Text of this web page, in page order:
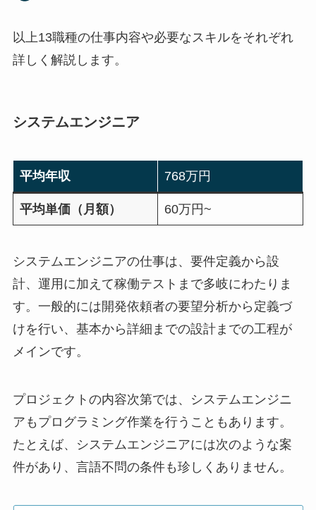
以上13職種の仕事内容や必要なスキルをそれぞれ
詳しく解説します。
システムエンジニア
平均年収 768万円
平均単価（月額） 60万円~
システムエンジニアの仕事は、要件定義から設
計、運用に加えて稼働テストまで多岐にわたりま
す。一般的には開発依頼者の要望分析から定義づ
けを行い、基本から詳細までの設計までの工程が
メインです。
プロジェクトの内容次第では、システムエンジニ
アもプログラミング作業を行うこともあります。
たとえば、システムエンジニアには次のような案
件があり、言語不問の条件も珍しくありません。